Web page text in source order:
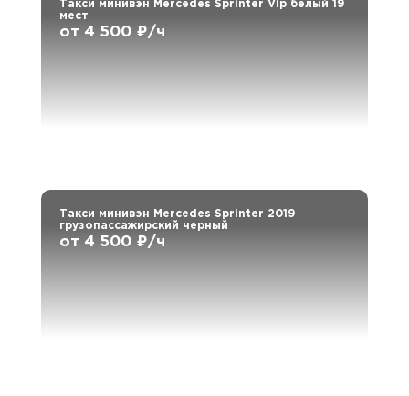
Такси минивэн Mercedes Sprinter Vip белый 19
мест
от 4 500 ₽/ч
Такси минивэн Mercedes Sprinter 2019
грузопассажирский черный
от 4 500 ₽/ч